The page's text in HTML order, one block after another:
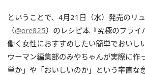
ということで、4月21日（水）発売のリ
（@ore825）のレシピ本『究極のフライ
働く女性におすすめしたい簡単でおいし
ウーマン編集部のみやちゃんが実際に作
単か」や「おいしいのか」という率直な